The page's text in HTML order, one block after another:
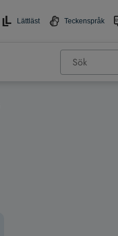
Lättläst Teckenspråk